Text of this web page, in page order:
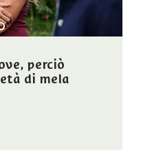
perciò
di mela